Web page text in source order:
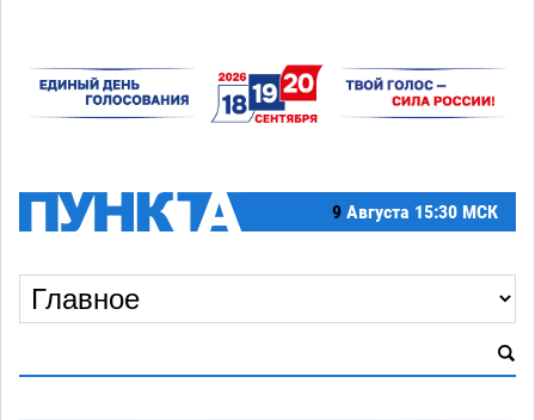
9 Августа 15:30 МСК